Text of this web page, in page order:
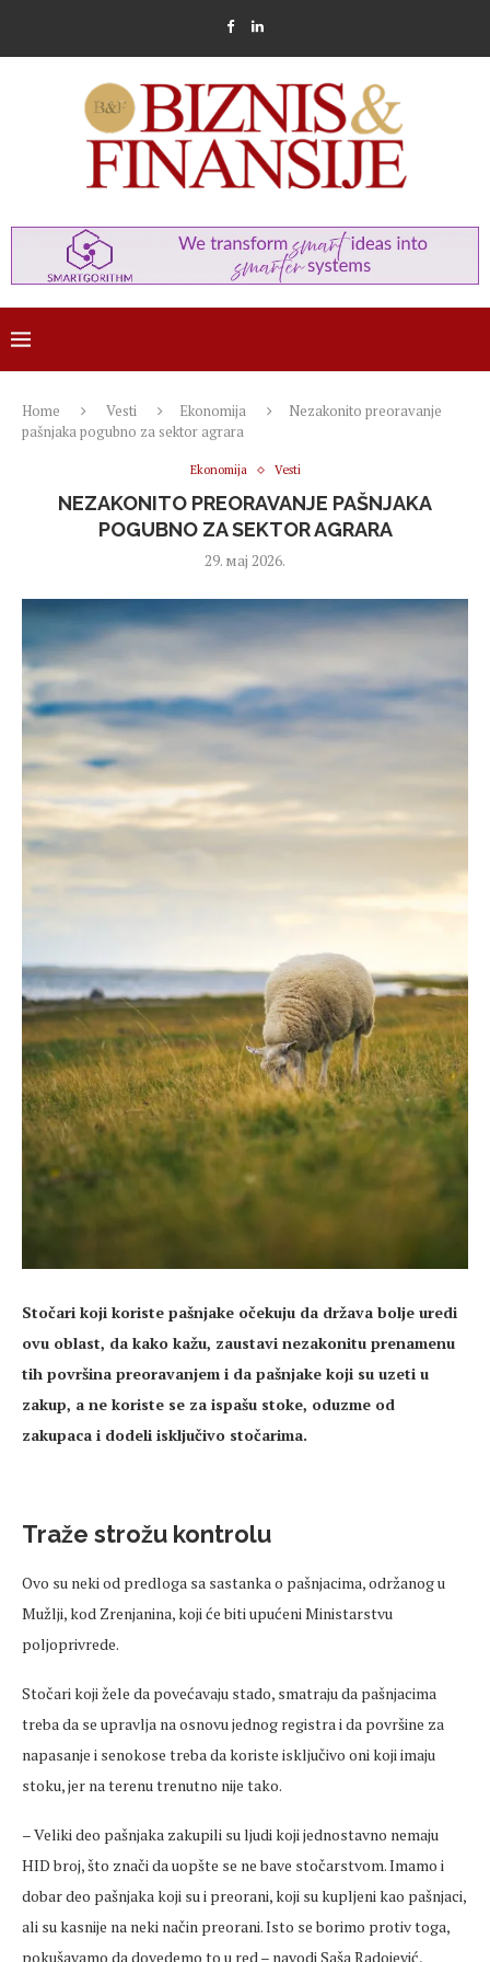
Home Vesti Ekonomija
Nezakonito preoravanje
pašnjaka pogubno za sektor agrara
Ekonomija Vesti
NEZAKONITO PREORAVANJE PAŠNJAKA
POGUBNO ZA SEKTOR AGRARA
29. мај 2026.
Stočari koji koriste pašnjake očekuju da država bolje uredi
ovu oblast, da kako kažu, zaustavi nezakonitu prenamenu
tih površina preoravanjem i da pašnjake koji su uzeti u
zakup, a ne koriste se za ispašu stoke, oduzme od
zakupaca i dodeli isključivo stočarima.
Traže strožu kontrolu
Ovo su neki od predloga sa sastanka o pašnjacima, održanog u
Mužlji, kod Zrenjanina, koji će biti upućeni Ministarstvu
poljoprivrede.
Stočari koji žele da povećavaju stado, smatraju da pašnjacima
treba da se upravlja na osnovu jednog registra i da površine za
napasanje i senokose treba da koriste isključivo oni koji imaju
stoku, jer na terenu trenutno nije tako.
– Veliki deo pašnjaka zakupili su ljudi koji jednostavno nemaju
HID broj, što znači da uopšte se ne bave stočarstvom. Imamo i
dobar deo pašnjaka koji su i preorani, koji su kupljeni kao pašnjaci,
ali su kasnije na neki način preorani. Isto se borimo protiv toga,
pokušavamo da dovedemo to u red – navodi Saša Radojević,